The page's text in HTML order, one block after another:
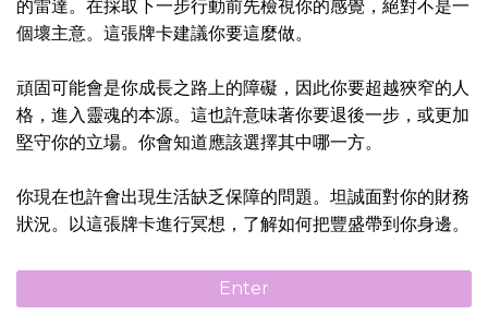
的雷達。在採取下一步行動前先檢視你的感覺，絕對不是一
個壞主意。這張牌卡建議你要這麼做。
頑固可能會是你成長之路上的障礙，因此你要超越狹窄的人
格，進入靈魂的本源。這也許意味著你要退後一步，或更加
堅守你的立場。你會知道應該選擇其中哪一方。
你現在也許會出現生活缺乏保障的問題。坦誠面對你的財務
狀況。以這張牌卡進行冥想，了解如何把豐盛帶到你身邊。
Enter